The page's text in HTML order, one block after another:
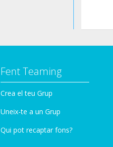
Fent Teaming
Crea el teu Grup
Uneix-te a un Grup
Qui pot recaptar fons?